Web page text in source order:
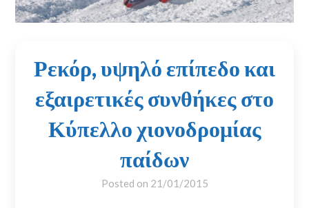
Ρεκόρ, υψηλό επίπεδο και
εξαιρετικές συνθήκες στο
Κύπελλο χιονοδρομίας
παίδων
Posted on 21/01/2015